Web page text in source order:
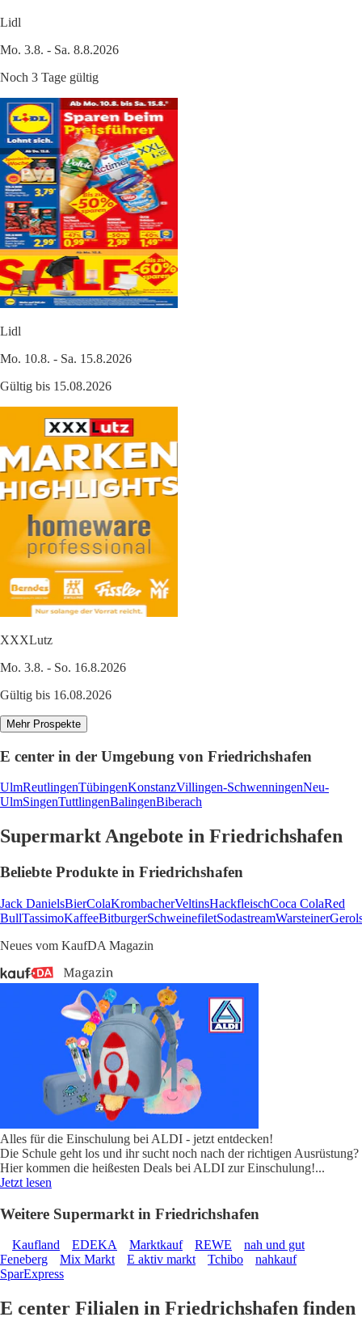
Lidl
Mo. 3.8. - Sa. 8.8.2026
Noch 3 Tage gültig
Lidl
Mo. 10.8. - Sa. 15.8.2026
Gültig bis 15.08.2026
XXXLutz
Mo. 3.8. - So. 16.8.2026
Gültig bis 16.08.2026
Mehr Prospekte
E center in der Umgebung von Friedrichshafen
UlmReutlingenTübingenKonstanzVillingen-SchwenningenNeu-
UlmSingenTuttlingenBalingenBiberach
Supermarkt Angebote in Friedrichshafen
Beliebte Produkte in Friedrichshafen
Jack DanielsBierColaKrombacherVeltinsHackfleischCoca ColaRed
BullTassimoKaffeeBitburgerSchweinefiletSodastreamWarsteiner
Neues vom KaufDA Magazin
Alles für die Einschulung bei ALDI - jetzt entdecken!
Die Schule geht los und ihr sucht noch nach der richtigen Ausrüstung?
Hier kommen die heißesten Deals bei ALDI zur Einschulung!...
Jetzt lesen
Weitere Supermarkt in Friedrichshafen
Kaufland EDEKA Marktkauf REWE
nah und gut
Feneberg
Mix Markt E aktiv markt Tchibo
nahkauf
SparExpress
E center Filialen in Friedrichshafen finden